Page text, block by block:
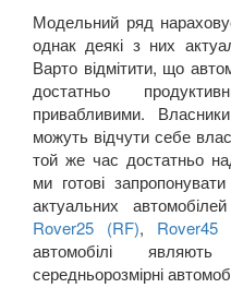
Модельний ряд
однак деякі з них
Варто відмітити, що
достатньо
привабливими.
можуть відчути себе
той же час достатньо
ми готові
актуальних
Rover25 (RF), Rover45
автомобілі
середньорозмірні